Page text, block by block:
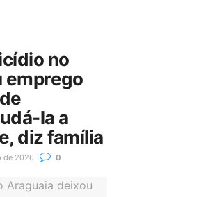
no
emprego
la a
diz família
de 2026 0